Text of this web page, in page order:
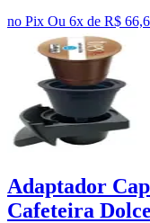
no Pix Ou 6x de R$
Adaptador
Cafeteira